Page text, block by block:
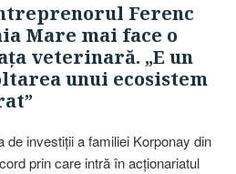
Ferenc
Mare mai face o
veterinară. „E un
unui ecosistem
de investiţii a familiei Korponay din
prin care intră în acţionariatul